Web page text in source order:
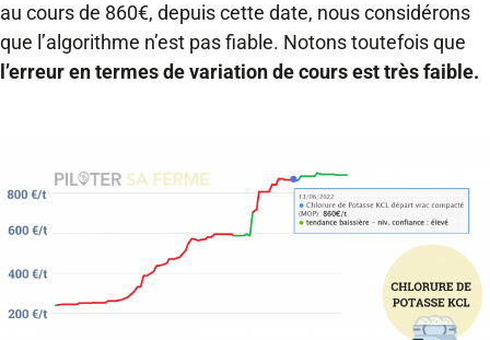
au cours de 860€, depuis cette date, nous considérons
que l’algorithme n’est pas fiable. Notons toutefois que
l’erreur en termes de variation de cours est très faible.